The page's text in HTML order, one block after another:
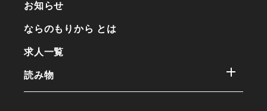
お知らせ
ならのもりから とは
求人一覧
読み物